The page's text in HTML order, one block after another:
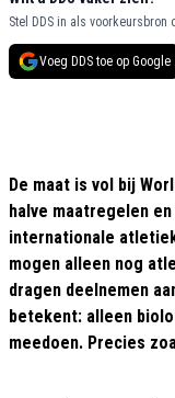
Stel DDS in als voorkeursbron
Voeg DDS toe op Google
De maat is vol bij
halve maatregelen
internationale
mogen alleen nog
dragen deelnemen
betekent: alleen
meedoen. Precies